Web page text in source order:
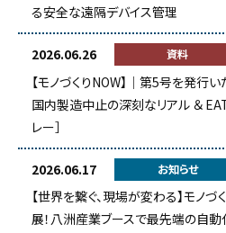
る安全な遠隔デバイス管理
2026.06.26 資料
【モノづくりNOW】｜第5号を発行い
国内製造中止の深刻なリアル ＆
レー］
2026.06.17 お知らせ
【世界を繋ぐ、現場が変わる】モノ
展！八洲産業ブースで最先端の自